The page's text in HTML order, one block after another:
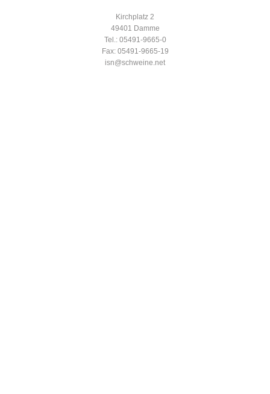
Kirchplatz 2
49401 Damme
Tel.: 05491-9665-0
Fax: 05491-9665-19
isn@schweine.net